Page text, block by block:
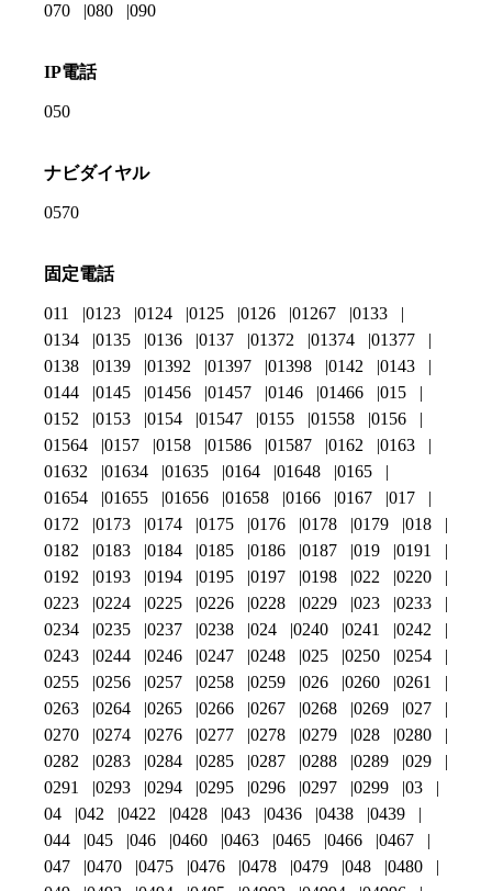
070 080 090
IP電話
050
ナビダイヤル
0570
固定電話
011 0123 0124 0125 0126 01267
0133
0134
0135 0136 0137 01372 01374
01377
0138
0139 01392 01397 01398 0142
0143
0144
0145 01456 01457 0146 01466
015
0152
0153 0154 01547 0155 01558
0156
01564
0157 0158 01586 01587 0162
0163
01632
01634 01635 0164 01648
0165
01654
01655 01656 01658 0166 0167
017
0172
0173 0174 0175 0176 0178 0179
018
0182
0183 0184 0185 0186 0187 019
0191
0192
0193 0194 0195 0197 0198 022
0220
0223
0224 0225 0226 0228 0229 023
0233
0234
0235 0237 0238 024 0240 0241
0242
0243
0244 0246 0247 0248 025 0250
0254
0255
0256 0257 0258 0259 026 0260
0261
0263
0264 0265 0266 0267 0268 0269
027
0270
0274 0276 0277 0278 0279 028
0280
0282
0283 0284 0285 0287 0288 0289
029
0291
0293 0294 0295 0296 0297 0299
03
04
042 0422 0428 043 0436 0438
0439
044
045 046 0460 0463 0465 0466
0467
047
0470 0475 0476 0478 0479 048
0480